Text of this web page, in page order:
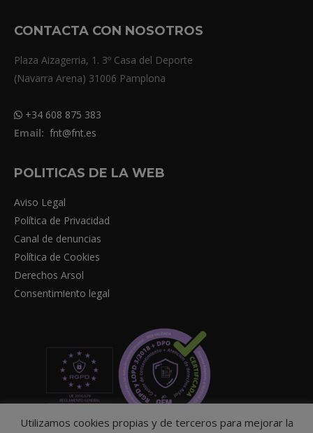
CONTACTA CON NOSOTROS
Plaza Aizagerria, 1. 3º Casa del Deporte
(Navarra Arena) 31006 Pamplona
+34 608 875 383
Email: fnt@fnt.es
POLITICAS DE LA WEB
Aviso Legal
Política de Privacidad
Canal de denuncias
Política de Cookies
Derechos Arsol
Consentimiento legal
Utilizamos cookies propias y de terceros para mejorar la